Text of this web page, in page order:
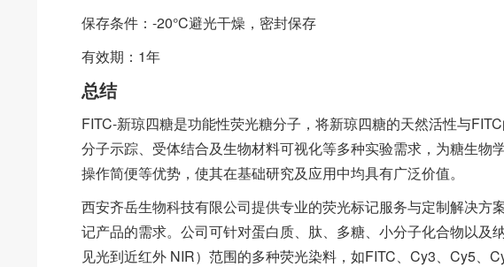
保存条件：-20°C避光干燥，密封保存
有效期：1年
总结
FITC-新琼四糖是功能性荧光糖分子，将新琼四糖的天然活性与
分子示踪、受体结合及生物材料可视化等多种实验需求，为糖生物
操作简便等优势，使其在基础研究及应用中均具有广泛价值。
西安齐岳生物科技有限公司提供专业的荧光标记服务与定制解决方
记产品的需求。公司可针对蛋白质、肽、多糖、小分子化合物以及
见光到近红外 NIR）范围的多种荧光染料，如FITC、Cy3、Cy5、